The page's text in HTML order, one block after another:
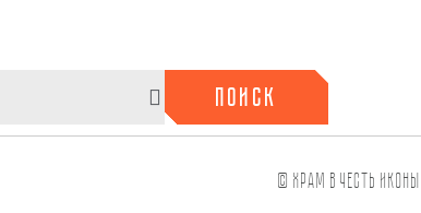
ПОИСК
© Храм в честь